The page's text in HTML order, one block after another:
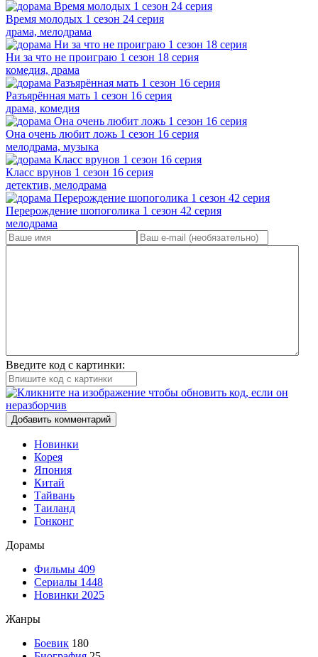
Время молодых 1 сезон 24 серия
драма, мелодрама
Ни за что не проиграю 1 сезон 18 серия
комедия, драма
Разъярённая мать 1 сезон 16 серия
драма, комедия
Она очень любит ложь 1 сезон 16 серия
мелодрама, музыка
Класс врунов 1 сезон 16 серия
детектив, мелодрама
Перерождение шопоголика 1 сезон 42 серия
мелодрама
Введите код с картинки:
Добавить комментарий
Новинки
Корея
Япония
Китай
Тайвань
Таиланд
Гонконг
Дорамы
Фильмы 409
Сериалы 1448
Новинки 2025
Жанры
Боевик 180